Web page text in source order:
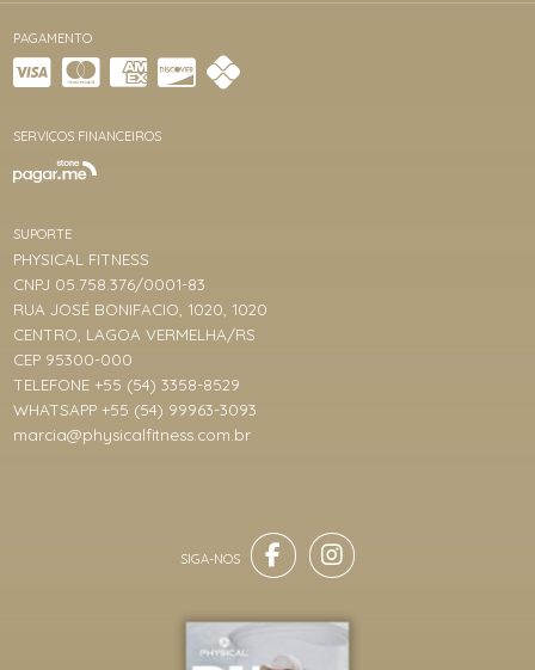
PAGAMENTO
SERVIÇOS FINANCEIROS
SUPORTE
PHYSICAL FITNESS
CNPJ 05.758.376/0001-83
RUA JOSÉ BONIFACIO, 1020, 1020
CENTRO, LAGOA VERMELHA/RS
CEP 95300-000
TELEFONE +55 (54) 3358-8529
WHATSAPP +55 (54) 99963-3093
marcia@physicalfitness.com.br